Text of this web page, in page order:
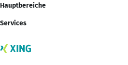
Hauptbereiche
Services